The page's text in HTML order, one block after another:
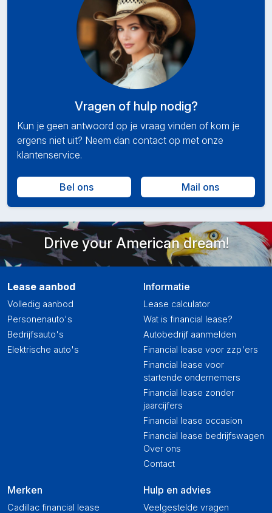
Vragen of hulp nodig?
Kun je geen antwoord op je vraag vinden of kom je
ergens niet uit? Neem dan contact op met onze
klantenservice.
Bel ons Mail ons
Drive your American dream!
Lease aanbod
Volledig aanbod
Personenauto's
Bedrijfsauto's
Elektrische auto's
Merken
Cadillac financial lease
Informatie
Lease calculator
Wat is financial lease?
Autobedrijf aanmelden
Financial lease voor zzp'ers
Financial lease voor
startende ondernemers
Financial lease zonder
jaarcijfers
Financial lease occasion
Financial lease bedrijfswagen
Over ons
Contact
Hulp en advies
Veelgestelde vragen